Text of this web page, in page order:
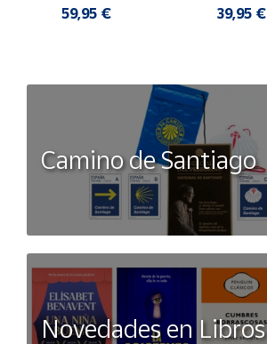
COMODAS
59,95 € 39,95 €
Camino de Santiago
Novedades en Libros